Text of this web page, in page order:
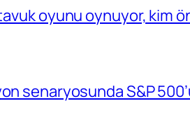
oyunu oynuyor, kim
senaryosunda S&P